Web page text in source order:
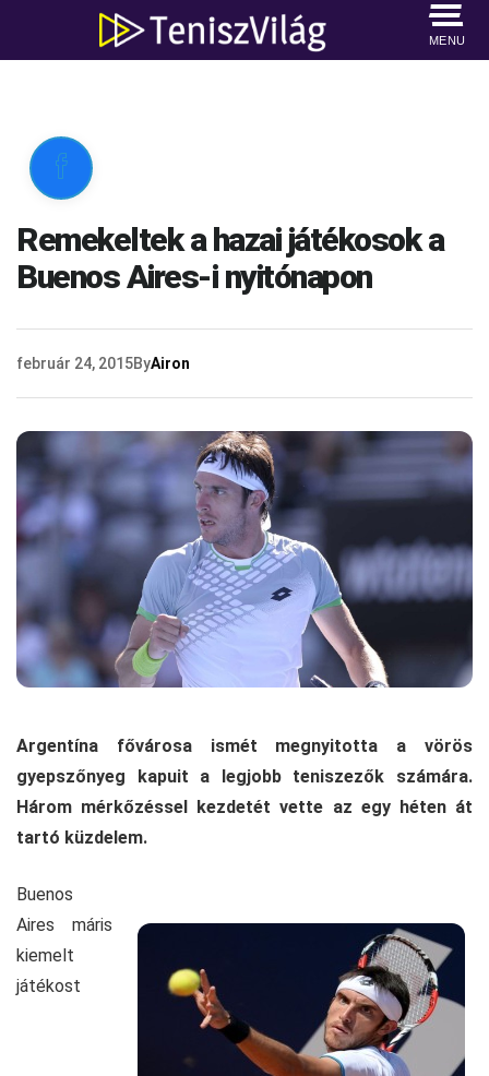
MENU

Remekeltek a hazai játékosok a
Buenos Aires-i nyitónapon
február 24, 2015ByAiron
Argentína fővárosa ismét megnyitotta a vörös
gyepszőnyeg kapuit a legjobb teniszezők számára.
Három mérkőzéssel kezdetét vette az egy héten át
tartó küzdelem.
Buenos
Aires máris
kiemelt
játékost